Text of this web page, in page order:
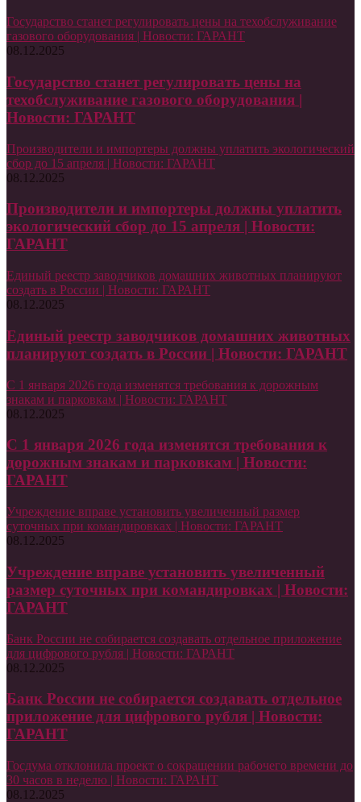
Государство станет регулировать цены на техобслуживание
газового оборудования | Новости: ГАРАНТ
08.12.2025
Государство станет регулировать цены на
техобслуживание газового оборудования |
Новости: ГАРАНТ
Производители и импортеры должны уплатить экологический
сбор до 15 апреля | Новости: ГАРАНТ
08.12.2025
Производители и импортеры должны уплатить
экологический сбор до 15 апреля | Новости:
ГАРАНТ
Единый реестр заводчиков домашних животных планируют
создать в России | Новости: ГАРАНТ
08.12.2025
Единый реестр заводчиков домашних животных
планируют создать в России | Новости: ГАРАНТ
С 1 января 2026 года изменятся требования к дорожным
знакам и парковкам | Новости: ГАРАНТ
08.12.2025
С 1 января 2026 года изменятся требования к
дорожным знакам и парковкам | Новости:
ГАРАНТ
Учреждение вправе установить увеличенный размер
суточных при командировках | Новости: ГАРАНТ
08.12.2025
Учреждение вправе установить увеличенный
размер суточных при командировках | Новости:
ГАРАНТ
Банк России не собирается создавать отдельное приложение
для цифрового рубля | Новости: ГАРАНТ
08.12.2025
Банк России не собирается создавать отдельное
приложение для цифрового рубля | Новости:
ГАРАНТ
Госдума отклонила проект о сокращении рабочего времени до
30 часов в неделю | Новости: ГАРАНТ
08.12.2025